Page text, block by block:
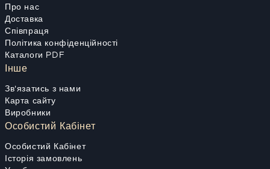
Про нас
Доставка
Співпраця
Політика конфіденційності
Каталоги PDF
Інше
Зв'язатись з нами
Карта сайту
Виробники
Особистий Кабінет
Особистий Кабінет
Історія замовлень